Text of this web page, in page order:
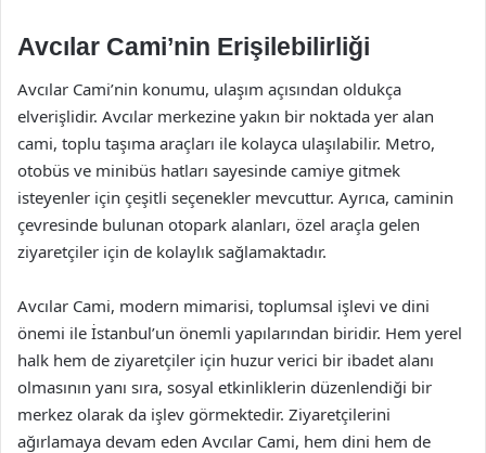
Avcılar Cami’nin Erişilebilirliği
Avcılar Cami’nin konumu, ulaşım açısından oldukça
elverişlidir. Avcılar merkezine yakın bir noktada yer alan
cami, toplu taşıma araçları ile kolayca ulaşılabilir. Metro,
otobüs ve minibüs hatları sayesinde camiye gitmek
isteyenler için çeşitli seçenekler mevcuttur. Ayrıca, caminin
çevresinde bulunan otopark alanları, özel araçla gelen
ziyaretçiler için de kolaylık sağlamaktadır.
Avcılar Cami, modern mimarisi, toplumsal işlevi ve dini
önemi ile İstanbul’un önemli yapılarından biridir. Hem yerel
halk hem de ziyaretçiler için huzur verici bir ibadet alanı
olmasının yanı sıra, sosyal etkinliklerin düzenlendiği bir
merkez olarak da işlev görmektedir. Ziyaretçilerini
ağırlamaya devam eden Avcılar Cami, hem dini hem de